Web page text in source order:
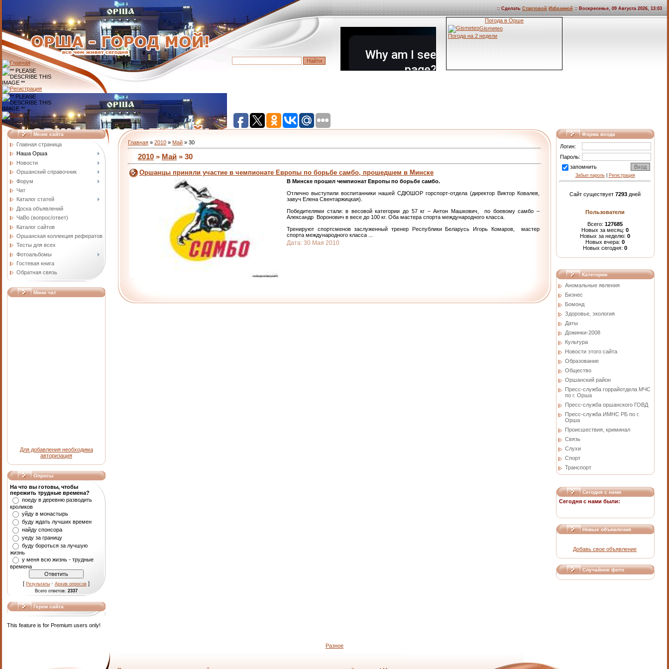
:: Сделать Стартовой Избранной :: Воскресенье, 09 Августа 2026, 13:03
Погода в Орше
Gismeteo
Погода на 2 недели
Меню сайта
Главная страница
Наша Орша
Новости
Оршанский справочник
Форум
Чат
Каталог статей
Доска объявлений
ЧаВо (вопрос/ответ)
Каталог сайтов
Оршанская коллекция рефератов
Тесты для всех
Фотоальбомы
Гостевая книга
Обратная связь
Мини чат
Для добавления необходима
авторизация
Опросы
На что вы готовы, чтобы
пережить трудные времена?
поеду в деревню разводить
кроликов
уйду в монастырь
буду ждать лучших времен
найду спонсора
уеду за границу
буду бороться за лучшую
жизнь
у меня всю жизнь - трудные
времена
[ Результаты · Архив опросов ]
Всего ответов: 2337
Герои сайта
This feature is for Premium users only!
Главная » 2010 » Май » 30
2010 » Май » 30
Оршанцы приняли участие в чемпионате Европы по борьбе самбо, прошедшем в Минске
В Минске прошел чемпионат Европы по борьбе самбо.
Отлично выступили воспитанники нашей СДЮШОР горспорт-отдела (директор Виктор Ковалев,
завуч Елена Свентаржицкая).
Победителями стали: в весовой категории до 57 кг – Антон Машкович, по боевому самбо –
Александр Воронович в весе до 100 кг. Оба мастера спорта международного класса.
Тренируют спортсменов заслуженный тренер Республики Беларусь Игорь Комаров, мастер
спорта международного класса
Дата: 30 Мая 2010
Форма входа
Логин:
Пароль:
запомнить
Забыл пароль| Регистрация
Сайт существует 7293 дней
Пользователи
Всего: 127685
Новых за месяц: 0
Новых за неделю: 0
Новых вчера: 0
Новых сегодня: 0
Категории
Аномальные явления
Бизнес
Бомонд
Здоровье, экология
Даты
Дожинки-2008
Культура
Новости этого сайта
Образование
Общество
Оршанский район
Пресс-служба горрайотдела МЧС
по г. Орша
Пресс-служба оршанского ГОВД
Пресс-служба ИМНС РБ по г.
Орша
Проиcшествия, криминал
Связь
Слухи
Спорт
Транспорт
Сегодня с нами
Сегодня с нами были:
Новые объявления
Добавь свое объявление
Случайное фото
Разное